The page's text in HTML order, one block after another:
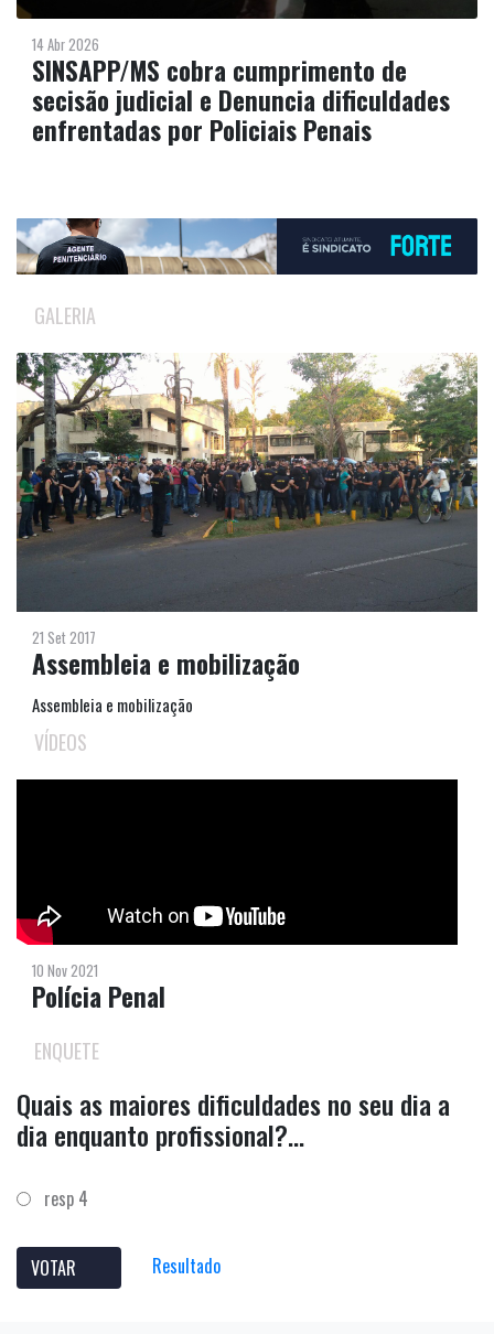
14 Abr 2026
SINSAPP/MS cobra cumprimento de
secisão judicial e Denuncia dificuldades
enfrentadas por Policiais Penais
GALERIA
21 Set 2017
Assembleia e mobilização
Assembleia e mobilização
VÍDEOS
10 Nov 2021
Polícia Penal
ENQUETE
Quais as maiores dificuldades no seu dia a
dia enquanto profissional?...
resp 4
VOTAR Resultado